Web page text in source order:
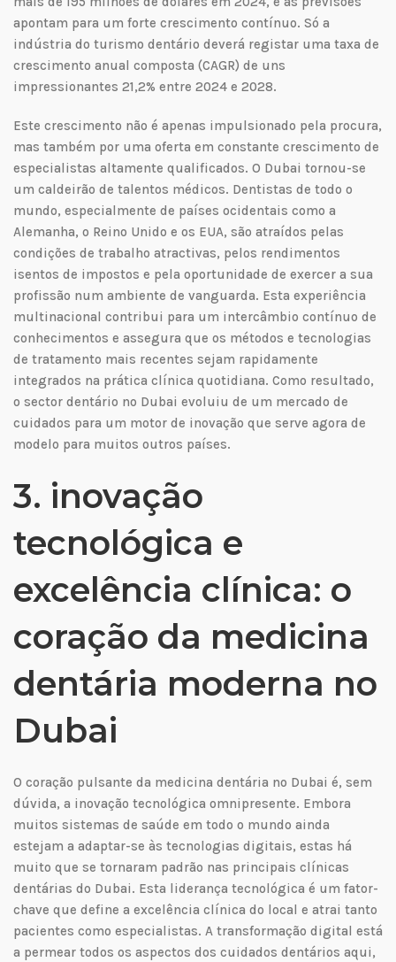
apontam para um forte crescimento contínuo. Só a
indústria do turismo dentário deverá registar uma taxa de
crescimento anual composta (CAGR) de uns
impressionantes 21,2% entre 2024 e 2028.
Este crescimento não é apenas impulsionado pela procura,
mas também por uma oferta em constante crescimento de
especialistas altamente qualificados. O Dubai tornou-se
um caldeirão de talentos médicos. Dentistas de todo o
mundo, especialmente de países ocidentais como a
Alemanha, o Reino Unido e os EUA, são atraídos pelas
condições de trabalho atractivas, pelos rendimentos
isentos de impostos e pela oportunidade de exercer a sua
profissão num ambiente de vanguarda. Esta experiência
multinacional contribui para um intercâmbio contínuo de
conhecimentos e assegura que os métodos e tecnologias
de tratamento mais recentes sejam rapidamente
integrados na prática clínica quotidiana. Como resultado,
o sector dentário no Dubai evoluiu de um mercado de
cuidados para um motor de inovação que serve agora de
modelo para muitos outros países.
3. inovação
tecnológica e
excelência clínica: o
coração da medicina
dentária moderna no
Dubai
O coração pulsante da medicina dentária no Dubai é, sem
dúvida, a inovação tecnológica omnipresente. Embora
muitos sistemas de saúde em todo o mundo ainda
estejam a adaptar-se às tecnologias digitais, estas há
muito que se tornaram padrão nas principais clínicas
dentárias do Dubai. Esta liderança tecnológica é um fator-
chave que define a excelência clínica do local e atrai tanto
pacientes como especialistas. A transformação digital está
a permear todos os aspectos dos cuidados dentários aqui,